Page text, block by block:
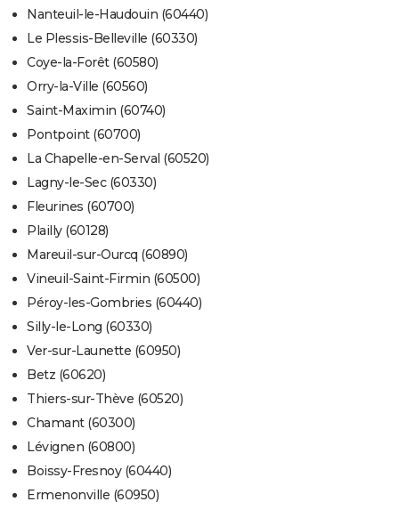
Nanteuil-le-Haudouin (60440)
Le Plessis-Belleville (60330)
Coye-la-Forêt (60580)
Orry-la-Ville (60560)
Saint-Maximin (60740)
Pontpoint (60700)
La Chapelle-en-Serval (60520)
Lagny-le-Sec (60330)
Fleurines (60700)
Plailly (60128)
Mareuil-sur-Ourcq (60890)
Vineuil-Saint-Firmin (60500)
Péroy-les-Gombries (60440)
Silly-le-Long (60330)
Ver-sur-Launette (60950)
Betz (60620)
Thiers-sur-Thève (60520)
Chamant (60300)
Lévignen (60800)
Boissy-Fresnoy (60440)
Ermenonville (60950)